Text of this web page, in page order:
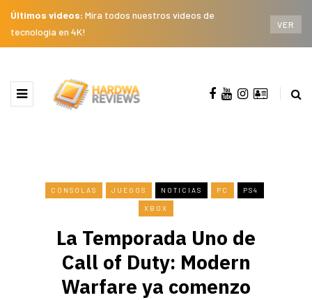
Últimos videos: Mira todos nuestros videos de
tecnología en 4K!
VER
CONSOLAS JUEGOS NOTICIAS PC PS4
XBOX
La Temporada Uno de
Call of Duty: Modern
Warfare ya comenzo